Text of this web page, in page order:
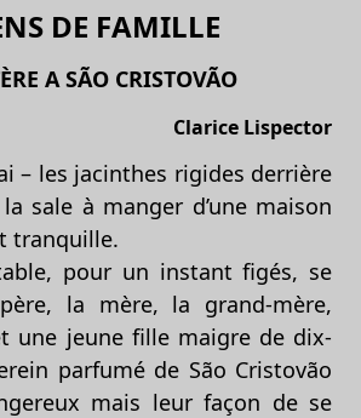
DE FAMILLE
A SÃO CRISTOVÃO
Clarice Lispector
– les jacinthes rigides derrière
sale à manger d’une maison
tranquille.
pour un instant figés, se
la mère, la grand-mère,
une jeune fille maigre de dix-
parfumé de São Cristovão
mais leur façon de se